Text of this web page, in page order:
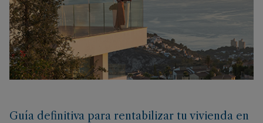
Guía definitiva para rentabilizar tu vivienda en